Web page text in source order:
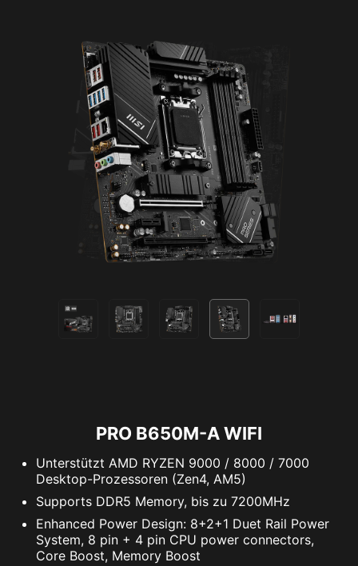
Kunden nicht verfügbar. Wenn du ein aktives Norton-
Abonnement hast, musst du das bestehende
Abonnement kündigen, um an diesem Angebot
teilnehmen zu können. Wichtige Informationen zu
Abonnement, Preisgestaltung und Angebot findest du
in der NortonLifeLock-Lizenz- und
Servicevereinbarung. NortonLifeLock Produkt- und
Service-Datenschutzhinweise.
Unterstützt 5V adressierbare RGB-Geräte und
ist kompatibel mit ARGB Gen2 / Gen1 Geräten.
*Gen2-Geräte unterstützen nur 7 RGB-Themen.
PRO B650M-A WIFI
Unterstützt AMD RYZEN 9000 / 8000 / 7000
Desktop-Prozessoren (Zen4, AM5)
Supports DDR5 Memory, bis zu 7200MHz
Enhanced Power Design: 8+2+1 Duet Rail Power
System, 8 pin + 4 pin CPU power connectors,
Core Boost, Memory Boost